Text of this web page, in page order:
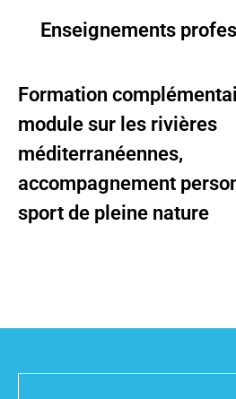
Enseignements
Formation
module sur les rivières
méditerranéennes,
accompagnement
sport de pleine nature